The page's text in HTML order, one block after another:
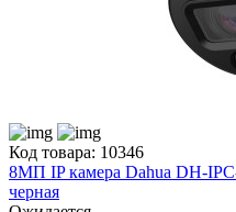
Код товара: 10346
8МП IP камера Dahua DH-
черная